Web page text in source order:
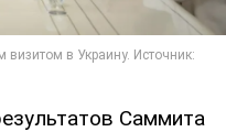
Саммита